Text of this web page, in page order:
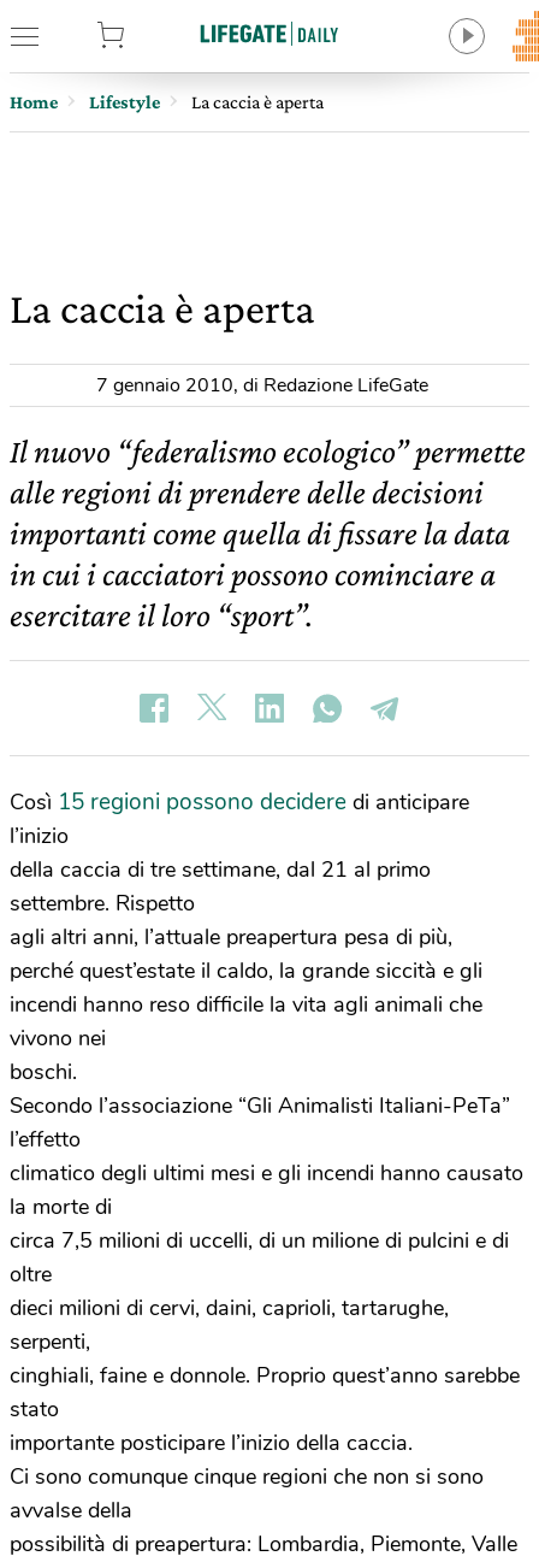
Home Lifestyle La caccia è aperta
La caccia è aperta
7 gennaio 2010, di Redazione LifeGate
Il nuovo “federalismo ecologico” permette
alle regioni di prendere delle decisioni
importanti come quella di fissare la data
in cui i cacciatori possono cominciare a
esercitare il loro “sport”.
Così 15 regioni possono decidere di anticipare
l’inizio
della caccia di tre settimane, dal 21 al primo
settembre. Rispetto
agli altri anni, l’attuale preapertura pesa di più,
perché quest’estate il caldo, la grande siccità e gli
incendi hanno reso difficile la vita agli animali che
vivono nei
boschi.
Secondo l’associazione “Gli Animalisti Italiani-PeTa”
l’effetto
climatico degli ultimi mesi e gli incendi hanno causato
la morte di
circa 7,5 milioni di uccelli, di un milione di pulcini e di
oltre
dieci milioni di cervi, daini, caprioli, tartarughe,
serpenti,
cinghiali, faine e donnole. Proprio quest’anno sarebbe
stato
importante posticipare l’inizio della caccia.
Ci sono comunque cinque regioni che non si sono
avvalse della
possibilità di preapertura: Lombardia, Piemonte, Valle